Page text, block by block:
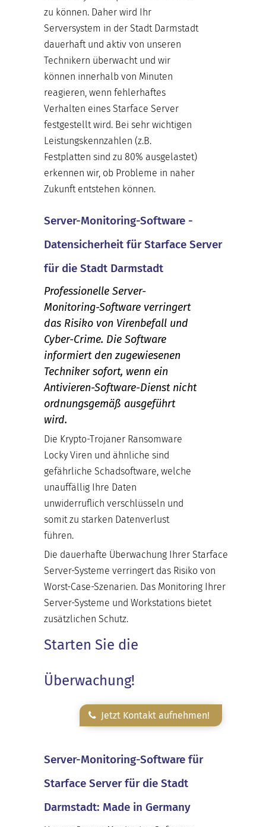
zu können. Daher wird Ihr
Serversystem in der Stadt Darmstadt
dauerhaft und aktiv von unseren
Technikern überwacht und wir
können innerhalb von Minuten
reagieren, wenn fehlerhaftes
Verhalten eines Starface Server
festgestellt wird. Bei sehr wichtigen
Leistungskennzahlen (z.B.
Festplatten sind zu 80% ausgelastet)
erkennen wir, ob Probleme in naher
Zukunft entstehen können.
Server-Monitoring-Software -
Datensicherheit für Starface Server
für die Stadt Darmstadt
Professionelle Server-
Monitoring-Software verringert
das Risiko von Virenbefall und
Cyber-Crime. Die Software
informiert den zugewiesenen
Techniker sofort, wenn ein
Antivieren-Software-Dienst nicht
ordnungsgemäß ausgeführt
wird.
Die Krypto-Trojaner Ransomware
Locky Viren und ähnliche sind
gefährliche Schadsoftware, welche
unauffällig Ihre Daten
unwiderruflich verschlüsseln und
somit zu starken Datenverlust
führen.
Die dauerhafte Überwachung Ihrer Starface
Server-Systeme verringert das Risiko von
Worst-Case-Szenarien. Das Monitoring Ihrer
Server-Systeme und Workstations bietet
zusätzlichen Schutz.
Starten Sie die
Überwachung!
Jetzt Kontakt aufnehmen!
Server-Monitoring-Software für
Starface Server für die Stadt
Darmstadt: Made in Germany